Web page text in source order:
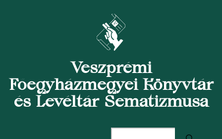
Veszprémi
Főegyházmegyei Könyvtár
és Levéltár Sematizmusa